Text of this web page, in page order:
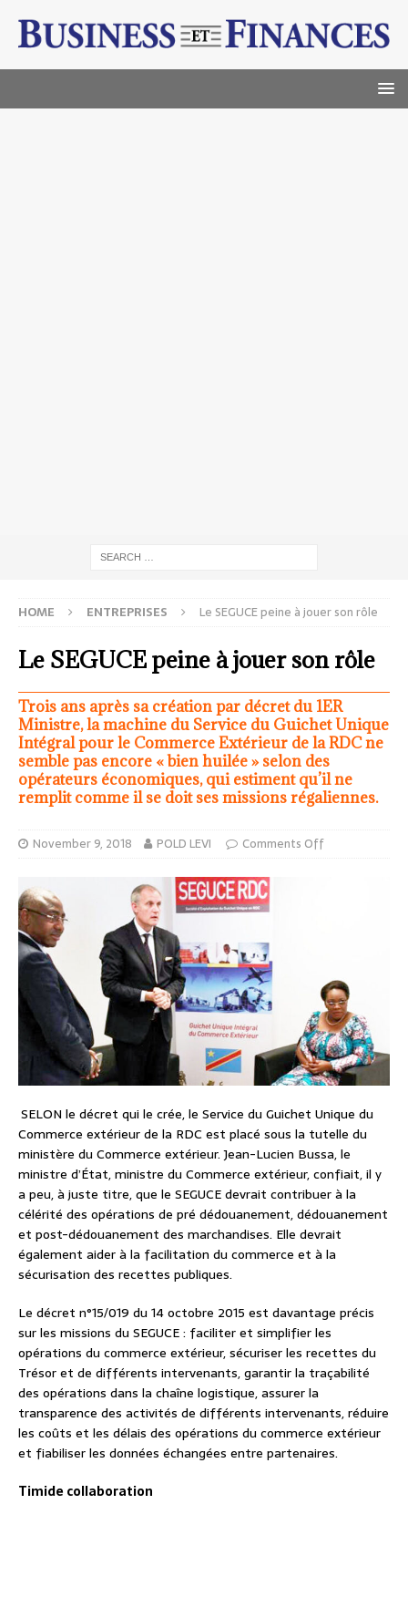
HOME ENTREPRISES Le SEGUCE peine à jouer son rôle
Le SEGUCE peine à jouer son rôle
Trois ans après sa création par décret du 1ER
Ministre, la machine du Service du Guichet Unique
Intégral pour le Commerce Extérieur de la RDC ne
semble pas encore « bien huilée » selon des
opérateurs économiques, qui estiment qu’il ne
remplit comme il se doit ses missions régaliennes.
November 9, 2018 POLD LEVI Comments Off
SELON le décret qui le crée, le Service du Guichet Unique du
Commerce extérieur de la RDC est placé sous la tutelle du
ministère du Commerce extérieur. Jean-Lucien Bussa, le
ministre d’État, ministre du Commerce extérieur, confiait, il y
a peu, à juste titre, que le SEGUCE devrait contribuer à la
célérité des opérations de pré dédouanement, dédouanement
et post-dédouanement des marchandises. Elle devrait
également aider à la facilitation du commerce et à la
sécurisation des recettes publiques.
Le décret n°15/019 du 14 octobre 2015 est davantage précis
sur les missions du SEGUCE : faciliter et simplifier les
opérations du commerce extérieur, sécuriser les recettes du
Trésor et de différents intervenants, garantir la traçabilité
des opérations dans la chaîne logistique, assurer la
transparence des activités de différents intervenants, réduire
les coûts et les délais des opérations du commerce extérieur
et fiabiliser les données échangées entre partenaires.
Timide collaboration